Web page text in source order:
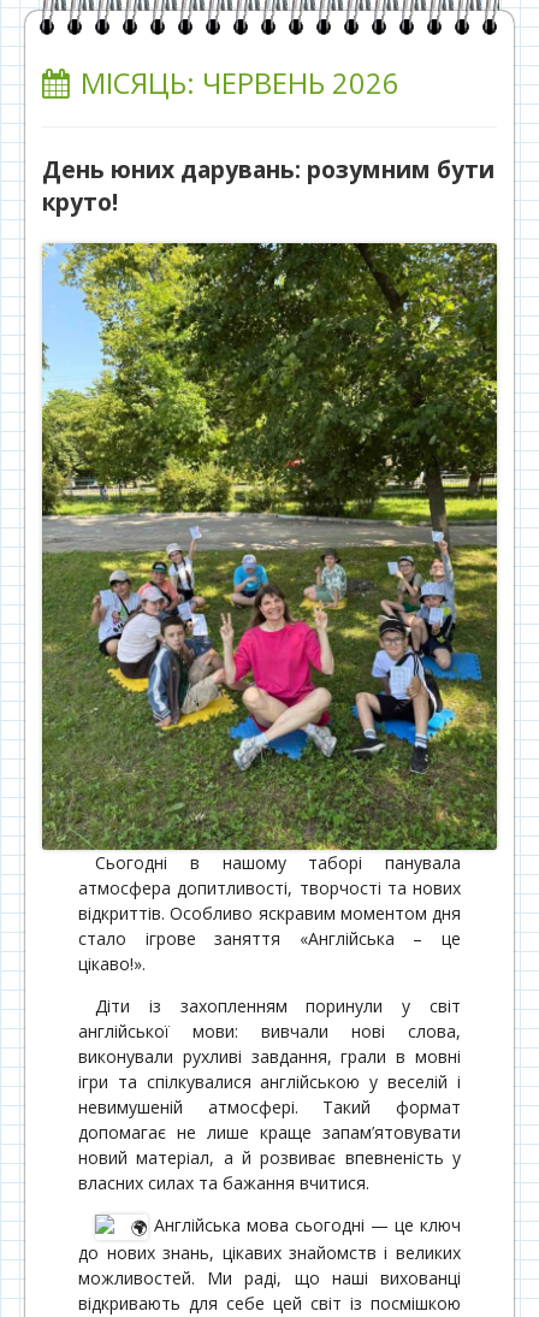
МІСЯЦЬ: ЧЕРВЕНЬ 2026
День юних дарувань: розумним бути
круто!
Сьогодні в нашому таборі панувала
атмосфера допитливості, творчості та нових
відкриттів. Особливо яскравим моментом дня
стало ігрове заняття «Англійська – це
цікаво!».
Діти із захопленням поринули у світ
англійської мови: вивчали нові слова,
виконували рухливі завдання, грали в мовні
ігри та спілкувалися англійською у веселій і
невимушеній атмосфері. Такий формат
допомагає не лише краще запам’ятовувати
новий матеріал, а й розвиває впевненість у
власних силах та бажання вчитися.
Англійська мова сьогодні — це ключ
до нових знань, цікавих знайомств і великих
можливостей. Ми раді, що наші вихованці
відкривають для себе цей світ із посмішкою